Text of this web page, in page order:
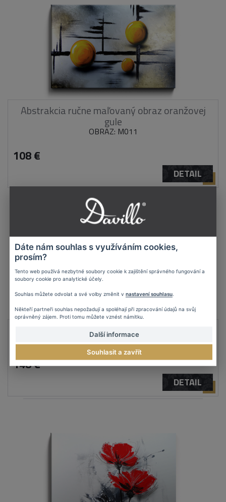
Abstrakcia ručne maľovaný obraz oranžovej
gule
OBRAZ: M011
108 €
DETAIL
Ručne maľovaný obraz geometrické tvary
OBRAZ: M196
148 €
DETAIL
Dáte nám souhlas s využíváním cookies,
prosím?
Tento web používá nezbytné soubory cookie k zajištění správného fungování a
soubory cookie pro analytické účely.
Souhlas můžete odvolat a své volby změnit v nastavení souhlasu
Někteří partneři souhlas nepožadují a spoléhají při zpracování údajů na svůj
oprávněný zájem. Proti tomu můžete vznést námitku.
Další informace
Souhlasit a zavřít